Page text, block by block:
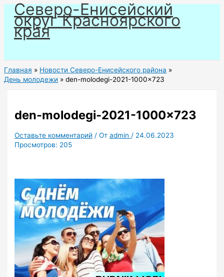
Перейти
содержимому
Северо-Енисейский
округ Красноярского
края
Главная
Новости Северо-Енисейского района
День молодежи
den-molodegi-2021-1000×723
den-molodegi-2021-1000×723
Оставьте комментарий / Отadmin / 24.06.2023
Просмотров: 205